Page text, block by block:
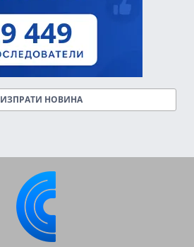
ИЗПРАТИ НОВИНА